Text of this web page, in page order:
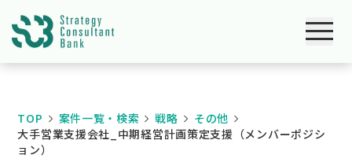
TOP 案件一覧・検索 戦略
その他
大手営業支援会社_中期経営計画策定支援（メンバーポジシ
ョン）